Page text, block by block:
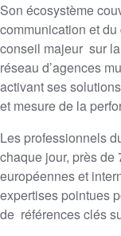
Son écosystème
communication et
conseil majeur sur
réseau d’agences
activant ses
et mesure de la
Les professionnels
chaque jour, près de
européennes et
expertises pointues
de références clés